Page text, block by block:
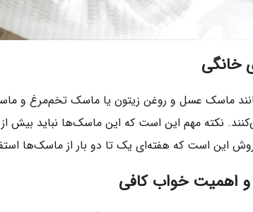
خانگی
ماسک عسل و روغن زیتون یا ماسک تخم‌مرغ و
نکته مهم این است که این ماسک‌ها نباید
این است که هفته‌ای یک تا دو بار از ماسک‌ها
اهمیت خواب کافی